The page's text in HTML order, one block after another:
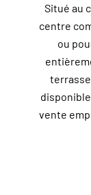
Situé au
centre
ou
vente